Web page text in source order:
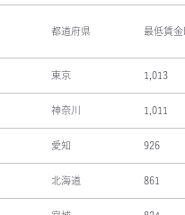
都道府県 最低賃金
東京 1,013
神奈川 1,011
愛知 926
北海道 861